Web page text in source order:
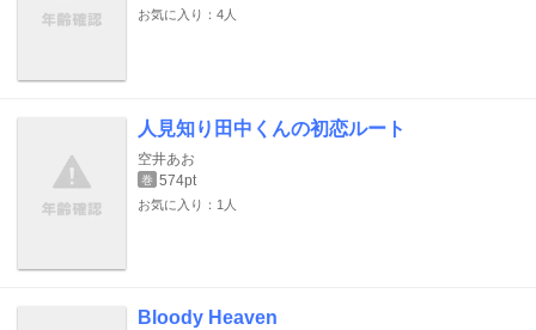
お気に入り：4人
人見知り田中くんの初恋ルート
空井あお
巻 574pt
お気に入り：1人
Bloody Heaven